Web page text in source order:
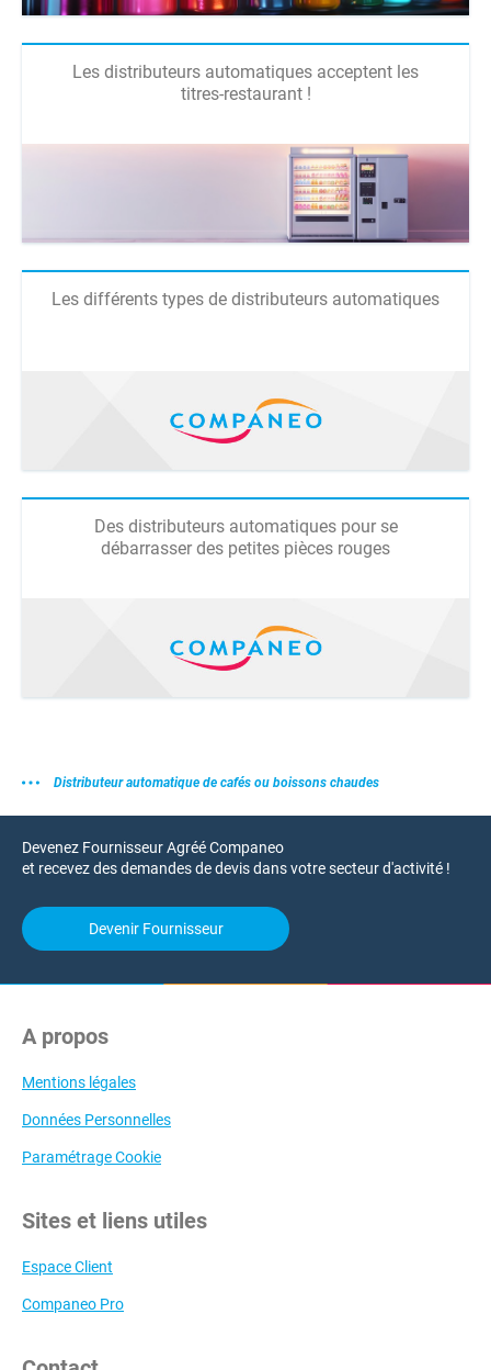
Les distributeurs automatiques acceptent les
titres-restaurant !
Les différents types de distributeurs automatiques
Des distributeurs automatiques pour se
débarrasser des petites pièces rouges
Distributeur automatique de cafés ou boissons chaudes
Devenez Fournisseur Agréé Companeo
et recevez des demandes de devis dans votre secteur d'activité !
Devenir Fournisseur
A propos
Mentions légales
Données Personnelles
Paramétrage Cookie
Sites et liens utiles
Espace Client
Companeo Pro